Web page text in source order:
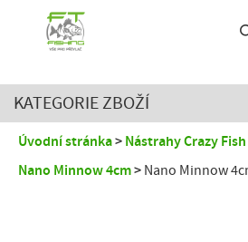
KATEGORIE ZBOŽÍ
Úvodní stránka Nástrahy Crazy Fish
Nano Minnow 4cm
Nano Minnow